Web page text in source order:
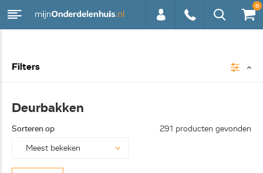
0
Filters
Deurbakken
Sorteren op 291 producten gevonden